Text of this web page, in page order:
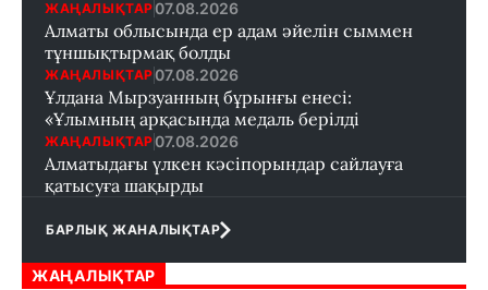
ЖАҢАЛЫҚТАР 07.08.2026
Алматы облысында ер адам әйелін сыммен
тұншықтырмақ болды
ЖАҢАЛЫҚТАР 07.08.2026
Ұлдана Мырзуанның бұрынғы енесі:
«Ұлымның арқасында медаль берілді
ЖАҢАЛЫҚТАР 07.08.2026
Алматыдағы үлкен кәсіпорындар сайлауға
қатысуға шақырды
БАРЛЫҚ ЖАНАЛЫҚТАР
ЖАҢАЛЫҚТАР